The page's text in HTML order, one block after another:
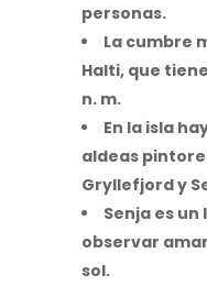
personas.
La cumbre
Halti, que
n. m.
En la isla
aldeas
Gryllefjord y
Senja es
observar
sol.